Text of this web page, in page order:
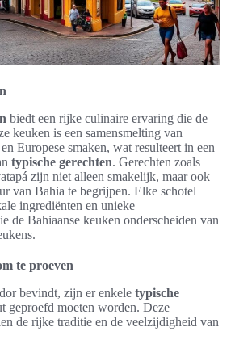
biedt een rijke culinaire ervaring die de
keuken is een samensmelting van
Europese smaken, wat resulteert in een
typische gerechten. Gerechten zoals
zijn niet alleen smakelijk, maar ook
van Bahia te begrijpen. Elke schotel
ingrediënten en unieke
de Bahiaanse keuken onderscheiden van
te proeven
bevindt, zijn er enkele typische
geproefd moeten worden. Deze
de rijke traditie en de veelzijdigheid van